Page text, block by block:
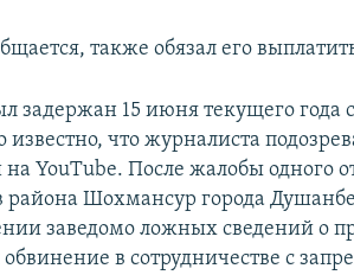
также обязал его
задержан 15 июня текущего года
известно, что журналиста
YouTube. После жалобы одного
района Шохмансур города
заведомо ложных сведений о
в сотрудничестве с